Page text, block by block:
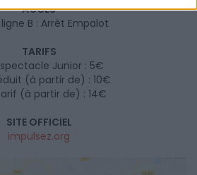
ACCÈS
B : Arrêt Empalot
TARIFS
Junior : 5€
(à partir de) : 10€
(à partir de) : 14€
SITE OFFICIEL
impulsez.org